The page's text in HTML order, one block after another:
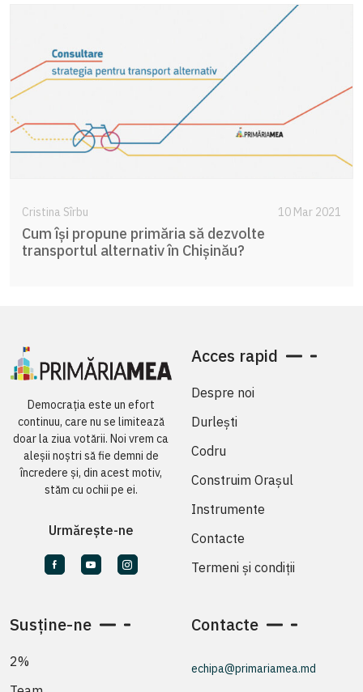
Cristina Sîrbu 10 Mar 2021
Cum își propune primăria să dezvolte
transportul alternativ în Chișinău?
Democrația este un efort
continuu, care nu se limitează
doar la ziua votării. Noi vrem ca
aleșii noștri să fie demni de
încredere și, din acest motiv,
stăm cu ochii pe ei.
Urmărește-ne
Acces rapid
Despre noi
Durlești
Codru
Construim Orașul
Instrumente
Contacte
Termeni și condiții
Susține-ne
2%
Contacte
echipa@primariamea.md